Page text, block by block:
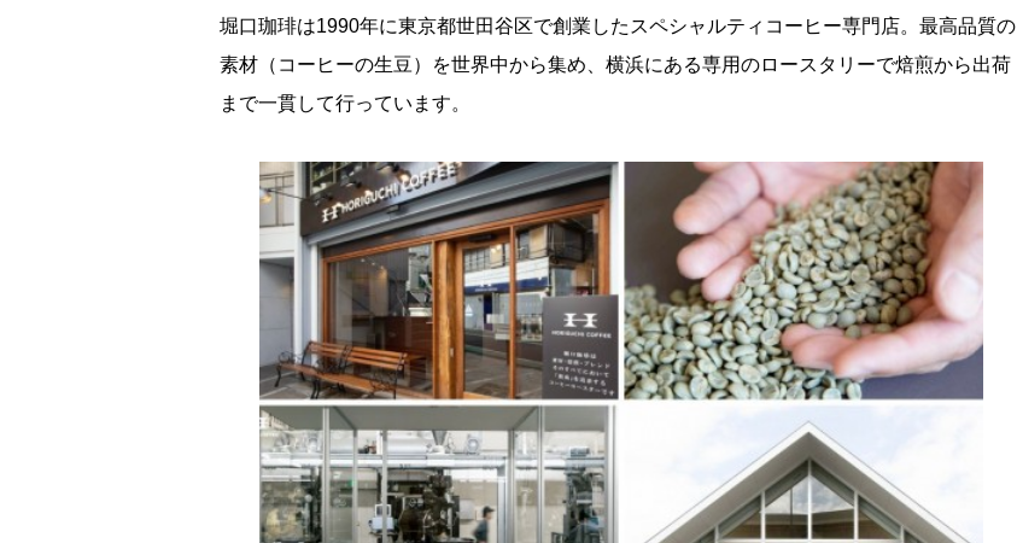
堀口珈琲は1990年に東京都世田谷区で創業したスペシャルティコーヒー専門店。最高品質の
素材（コーヒーの生豆）を世界中から集め、横浜にある専用のロースタリーで焙煎から出荷
まで一貫して行っています。